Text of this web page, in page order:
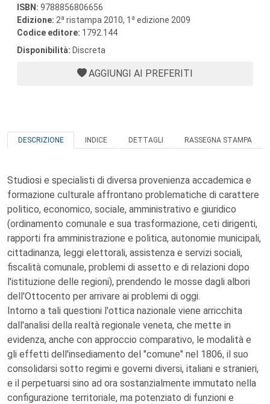
ISBN: 9788856806656
Edizione: 2a ristampa 2010, 1 a edizione 2009
Codice editore: 1792.144
Disponibilità: Discreta
AGGIUNGI AI PREFERITI
DESCRIZIONE INDICE DETTAGLI RASSEGNA STAMPA
Studiosi e specialisti di diversa provenienza accademica e
formazione culturale affrontano problematiche di carattere
politico, economico, sociale, amministrativo e giuridico
(ordinamento comunale e sua trasformazione, ceti dirigenti,
rapporti fra amministrazione e politica, autonomie municipali,
cittadinanza, leggi elettorali, assistenza e servizi sociali,
fiscalità comunale, problemi di assetto e di relazioni dopo
l'istituzione delle regioni), prendendo le mosse dagli albori
dell'Ottocento per arrivare ai problemi di oggi.
Intorno a tali questioni l'ottica nazionale viene arricchita
dall'analisi della realtà regionale veneta, che mette in
evidenza, anche con approccio comparativo, le modalità e
gli effetti dell'insediamento del "comune" nel 1806, il suo
consolidarsi sotto regimi e governi diversi, italiani e stranieri,
e il perpetuarsi sino ad ora sostanzialmente immutato nella
configurazione territoriale, ma potenziato di funzioni e